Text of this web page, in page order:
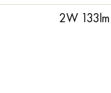
2W 133lm